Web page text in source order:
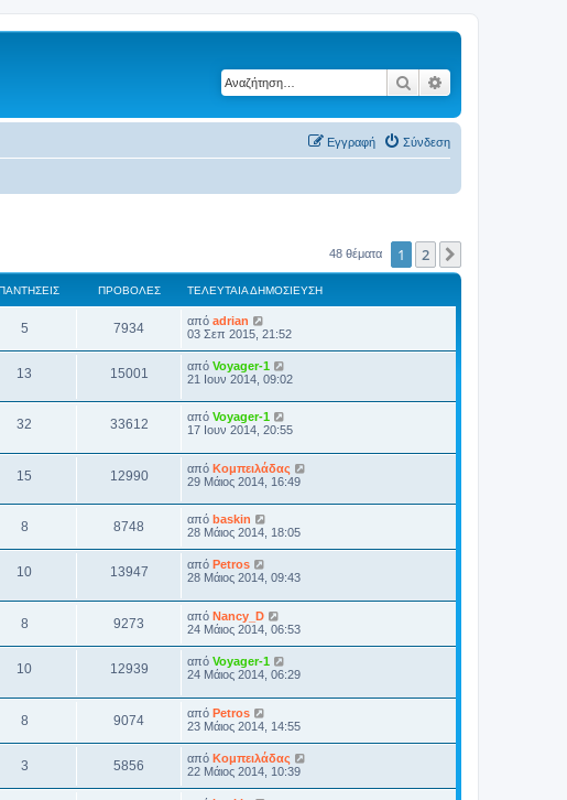
Αναζήτηση
Σύνδεση
Εγγραφή
48 θέματα 1 2
ΠΡΟΒΟΛΈΣ ΤΕΛΕΥΤΑΊΑ ΔΗΜΟΣΊΕΥΣΗ
5 7934 από adrian
03 Σεπ 2015, 21:52
13 15001 από Voyager-1
21 Ιουν 2014, 09:02
32 33612 από Voyager-1
17 Ιουν 2014, 20:55
15 12990 από Κομπειλάδας
29 Μάιος 2014, 16:49
8 8748 από baskin
28 Μάιος 2014, 18:05
10 13947 από Petros
28 Μάιος 2014, 09:43
8 9273 από Nancy_D
24 Μάιος 2014, 06:53
10 12939 από Voyager-1
24 Μάιος 2014, 06:29
8 9074 από Petros
23 Μάιος 2014, 14:55
3 5856 από Κομπειλάδας
22 Μάιος 2014, 10:39